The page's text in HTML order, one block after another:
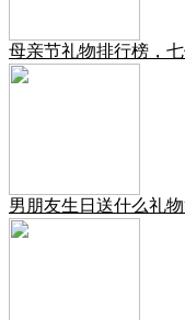
母亲节礼物排行榜，
男朋友生日送什么礼